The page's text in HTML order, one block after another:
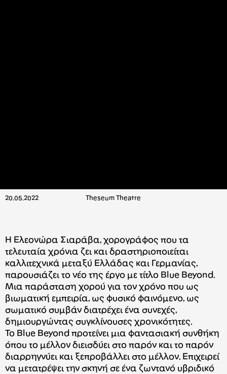
20.05.2022 Theseum Theatre
Η Ελεονώρα Σιαράβα, χορογράφος που τα
τελευταία χρόνια ζει και δραστηριοποιείται
καλλιτεχνικά μεταξύ Ελλάδας και Γερμανίας,
παρουσιάζει το νέο της έργο με τίτλο Blue Beyond.
Μια παράσταση χορού για τον χρόνο που ως
βιωματική εμπειρία, ως φυσικό φαινόμενο, ως
σωματικό συμβάν διατρέχει ένα συνεχές,
δημιουργώντας συγκλίνουσες χρονικότητες.
Το Blue Βeyond προτείνει μια φαντασιακή συνθήκη
όπου το μέλλον διεισδύει στο παρόν και το παρόν
διαρρηγνύει και ξεπροβάλλει στο μέλλον. Επιχειρεί
να μετατρέψει την σκηνή σε ένα ζωντανό υβριδικό